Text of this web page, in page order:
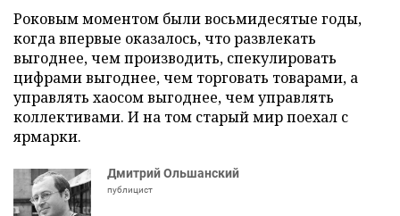
Роковым моментом были восьмидесятые годы,
когда впервые оказалось, что развлекать
выгоднее, чем производить, спекулировать
цифрами выгоднее, чем торговать товарами, а
управлять хаосом выгоднее, чем управлять
коллективами. И на том старый мир поехал с
ярмарки.
Дмитрий Ольшанский
публицист